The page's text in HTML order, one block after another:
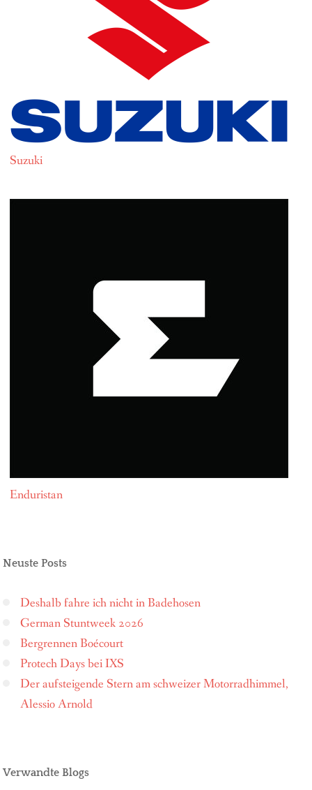
Suzuki
Enduristan
Neuste Posts
Deshalb fahre ich nicht in Badehosen
German Stuntweek 2026
Bergrennen Boécourt
Protech Days bei IXS
Der aufsteigende Stern am schweizer Motorradhimmel,
Alessio Arnold
Verwandte Blogs